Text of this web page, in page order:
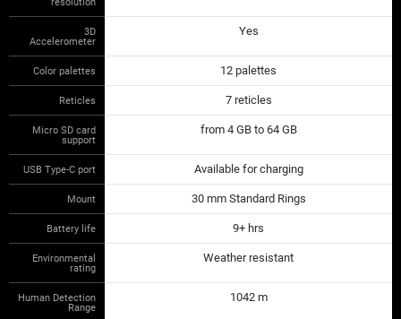
3D
Accelerometer
Yes
Color palettes 12 palettes
Reticles 7 reticles
Micro SD card
support
from 4 GB to 64 GB
USB Type-C port Available for charging
Mount 30 mm Standard Rings
Battery life 9+ hrs
Environmental
rating
Weather resistant
Human Detection
Range
1042 m